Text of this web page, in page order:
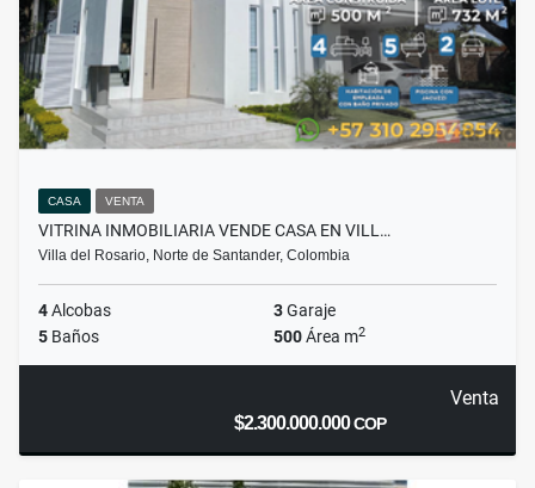
CASA VENTA
VITRINA INMOBILIARIA VENDE CASA EN VILL…
Villa del Rosario, Norte de Santander, Colombia
4Alcobas 3Garaje
5 Baños 500Área m2
Venta
$2.300.000.000COP